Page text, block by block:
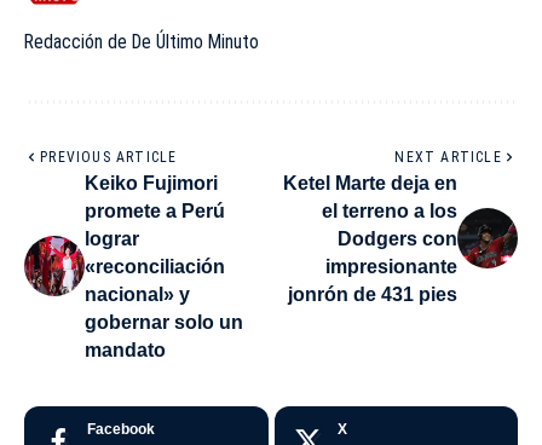
Redacción de De Último Minuto
PREVIOUS ARTICLE
Keiko Fujimori
promete a Perú
lograr
«reconciliación
nacional» y
gobernar solo un
mandato
NEXT ARTICLE
Ketel Marte deja en
el terreno a los
Dodgers con
impresionante
jonrón de 431 pies
Facebook X